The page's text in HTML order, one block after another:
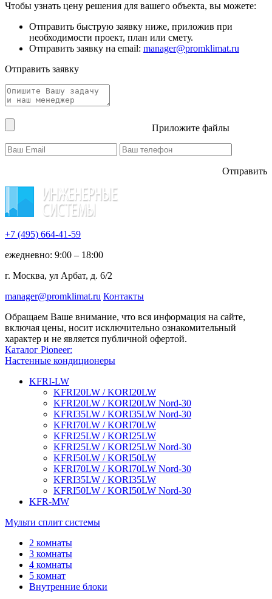
Чтобы узнать цену решения для вашего объекта, вы можете:
Отправить быструю заявку ниже, приложив при
необходимости проект, план или смету.
Отправить заявку на email: manager@promklimat.ru
Отправить заявку
Приложите файлы
Отправить
+7 (495) 664-41-59
ежедневно: 9:00 – 18:00
г. Москва, ул Арбат, д. 6/2
manager@promklimat.ru Контакты
Обращаем Ваше внимание, что вся информация на сайте,
включая цены, носит исключительно ознакомительный
характер и не является публичной офертой.
Каталог Pioneer:
Настенные кондиционеры
KFRI-LW
KFRI20LW / KORI20LW
KFRI20LW / KORI20LW Nord-30
KFRI35LW / KORI35LW Nord-30
KFRI70LW / KORI70LW
KFRI25LW / KORI25LW
KFRI25LW / KORI25LW Nord-30
KFRI50LW / KORI50LW
KFRI70LW / KORI70LW Nord-30
KFRI35LW / KORI35LW
KFRI50LW / KORI50LW Nord-30
KFR-MW
Мульти сплит системы
2 комнаты
3 комнаты
4 комнаты
5 комнат
Внутренние блоки